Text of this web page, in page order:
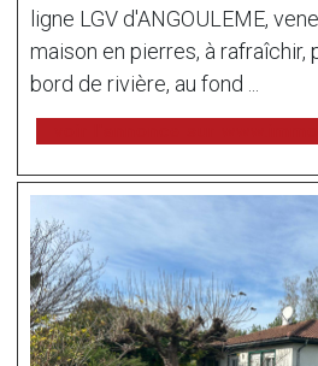
ligne LGV d'ANGOULEME,
maison en pierres, à rafraîchir,
bord de rivière, au fond ...